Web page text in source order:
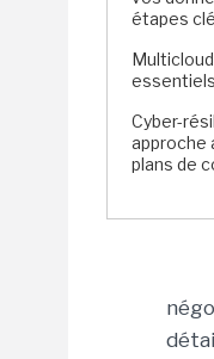
étapes
Cyber-
approche
plans de